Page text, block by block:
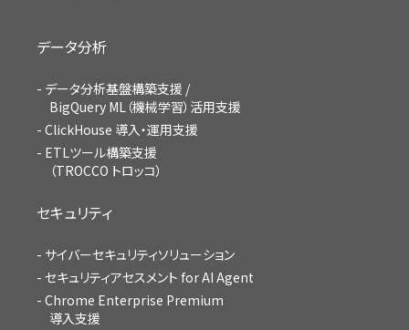
データ分析
データ分析基盤構築支援 /
BigQuery ML（機械学習）活用支援
ClickHouse 導入・運用支援
ETLツール構築支援
（TROCCO トロッコ）
セキュリティ
サイバーセキュリティソリューション
セキュリティアセスメント for AI Agent
Chrome Enterprise Premium
導入支援